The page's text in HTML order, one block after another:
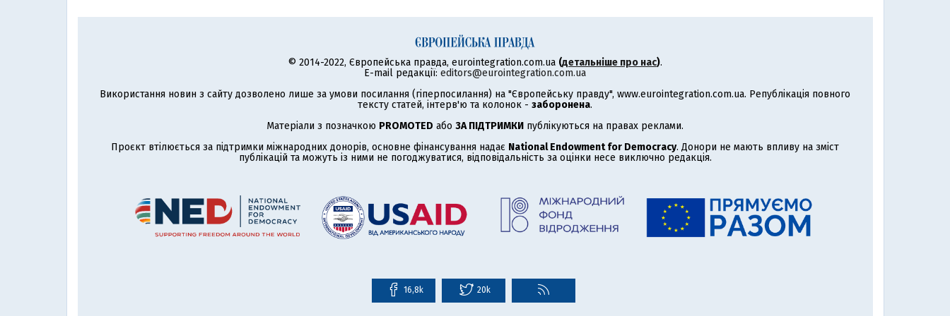
© 2014-2022, Європейська правда, eurointegration.com.ua (детальніше про нас).
E-mail редакції: editors@eurointegration.com.ua
Використання новин з сайту дозволено лише за умови посилання (гіперпосилання) на "Європейську правду", www.eurointegration.com.ua. Републікація повного
тексту статей, інтерв'ю та колонок - заборонена.
Матеріали з позначкою PROMOTED або ЗА ПІДТРИМКИ публікуються на правах реклами.
Проєкт втілюється за підтримки міжнародних донорів, основне фінансування надає National Endowment for Democracy. Донори не мають впливу на зміст
публікацій та можуть із ними не погоджуватися, відповідальність за оцінки несе виключно редакція.
16,8k 20k